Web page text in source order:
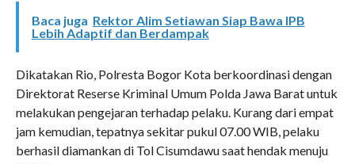
Baca juga Rektor Alim Setiawan Siap Bawa IPB
Lebih Adaptif dan Berdampak
Dikatakan Rio, Polresta Bogor Kota berkoordinasi dengan
Direktorat Reserse Kriminal Umum Polda Jawa Barat untuk
melakukan pengejaran terhadap pelaku. Kurang dari empat
jam kemudian, tepatnya sekitar pukul 07.00 WIB, pelaku
berhasil diamankan di Tol Cisumdawu saat hendak menuju